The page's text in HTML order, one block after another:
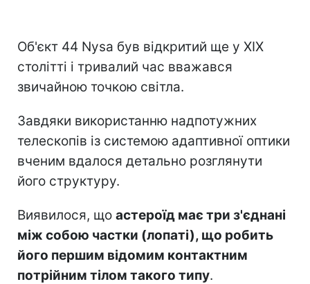
Об'єкт 44 Nysa був відкритий ще у XIX
столітті і тривалий час вважався
звичайною точкою світла.
Завдяки використанню надпотужних
телескопів із системою адаптивної оптики
вченим вдалося детально розглянути
його структуру.
Виявилося, що астероїд має три з'єднані
між собою частки (лопаті), що робить
його першим відомим контактним
потрійним тілом такого типу.